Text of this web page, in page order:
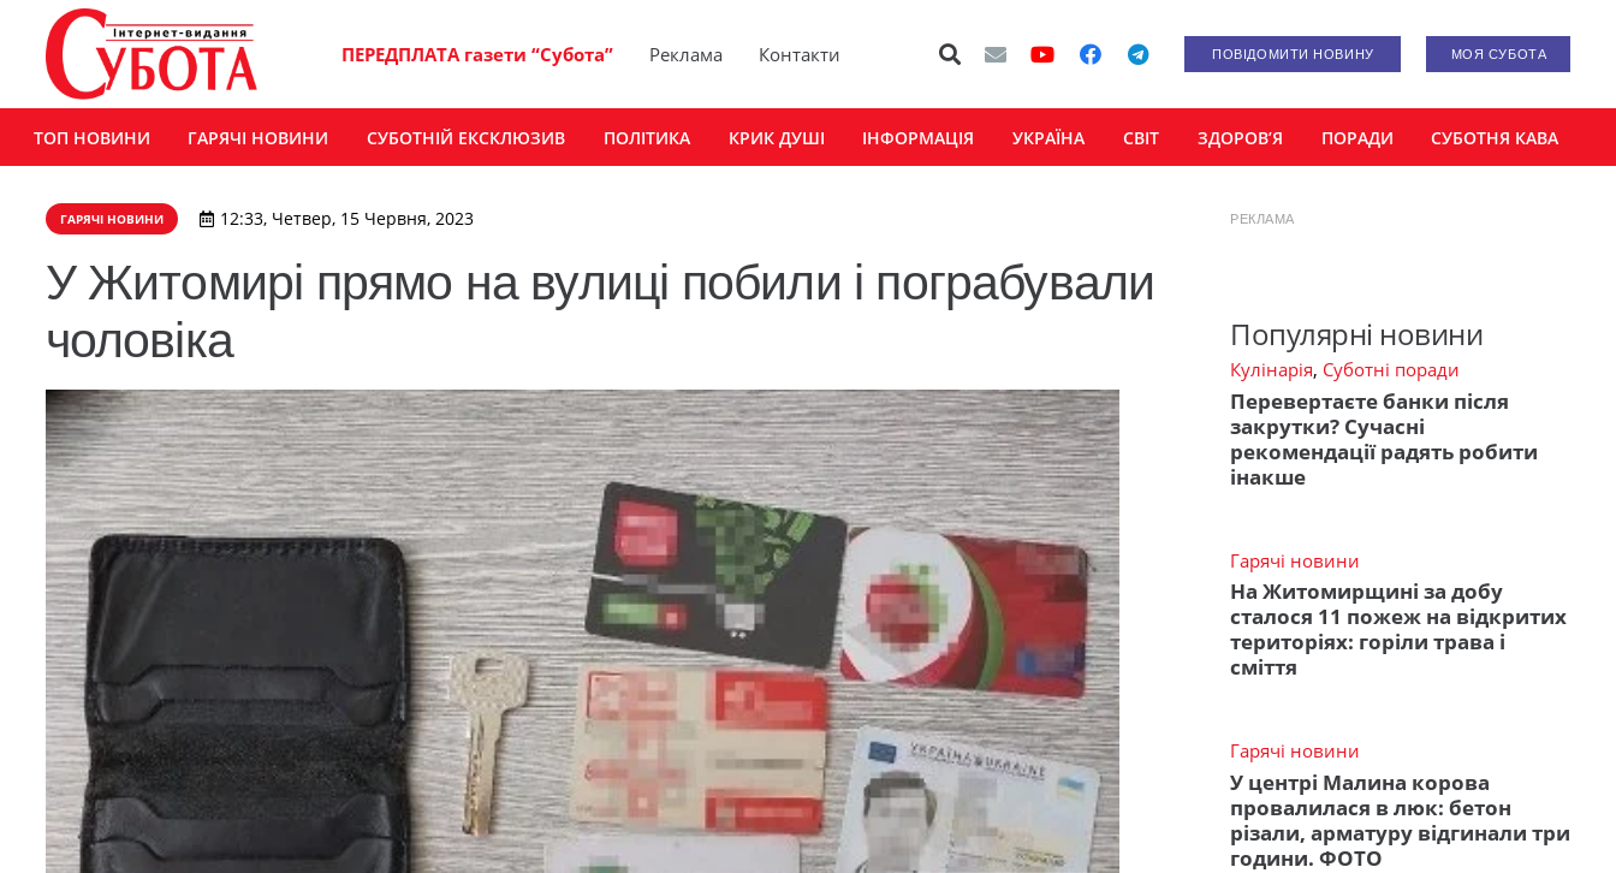
ПЕРЕДПЛАТА газети “Субота” Реклама Контакти ПОВІДОМИТИ НОВИНУ МОЯ СУБОТА
ТОП НОВИНИ ГАРЯЧІ НОВИНИ СУБОТНІЙ ЕКСКЛЮЗИВ ПОЛІТИКА КРИК ДУШІ ІНФОРМАЦІЯ УКРАЇНА СВІТ ЗДОРОВ’Я ПОРАДИ СУБОТНЯ КАВА
ГАРЯЧІ НОВИНИ 12:33, Четвер, 15 Червня, 2023
У Житомирі прямо на вулиці побили і пограбували
чоловіка
РЕКЛАМА
Популярні новини
Кулінарія, Суботні поради
Перевертаєте банки після
закрутки? Сучасні
рекомендації радять робити
інакше
Гарячі новини
На Житомирщині за добу
сталося 11 пожеж на відкритих
територіях: горіли трава і
сміття
Гарячі новини
У центрі Малина корова
провалилася в люк: бетон
різали, арматуру відгинали три
години. ФОТО